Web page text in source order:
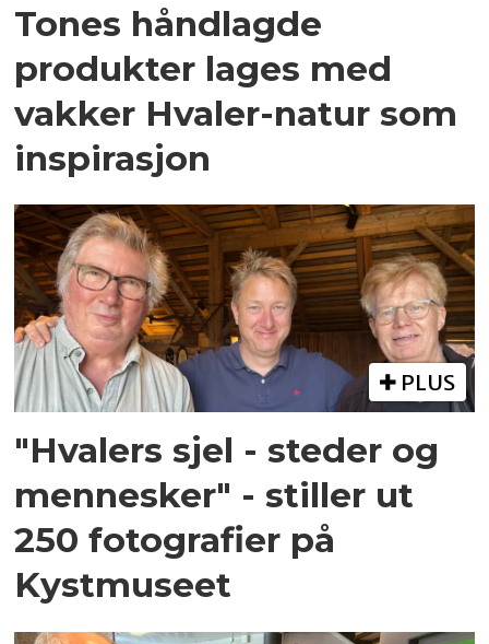
Tones håndlagde
produkter lages med
vakker Hvaler-natur som
inspirasjon
PLUS
"Hvalers sjel - steder og
mennesker" - stiller ut
250 fotografier på
Kystmuseet